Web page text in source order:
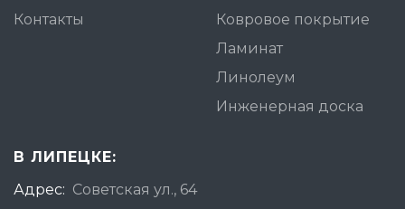
Контакты
Ковровое покрытие
Ламинат
Линолеум
Инженерная доска
В ЛИПЕЦКЕ:
Адрес: Советская ул., 64